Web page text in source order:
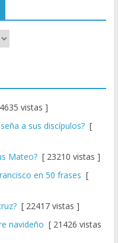
vistas ]
a sus discípulos?[
Mateo?[ 23210 vistas ]
en 50 frases [
[ 22417 vistas ]
navideño [ 21426 vistas